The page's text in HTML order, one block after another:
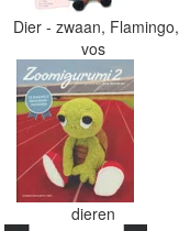
Dier - zwaan, Flamingo,
vos
dieren